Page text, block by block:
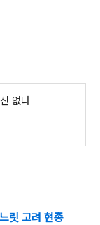
없다
릿 고려 현종